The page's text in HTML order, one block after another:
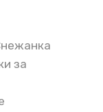
за